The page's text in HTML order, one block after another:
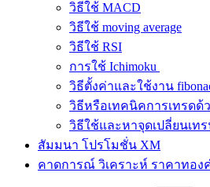
วิธีใช้ MACD
วิธีใช้ moving average
วิธีใช้ RSI
การใช้ Ichimoku
วิธีตั้งค่าและใช้งาน
วิธีหรือเทคนิคการเทรดด้ว
วิธีใช้และหาจุดเปลี่ยนเทร
สัมมนา โปรโมชั่น XM
คาดการณ์ วิเคราะห์ ราคาทอง